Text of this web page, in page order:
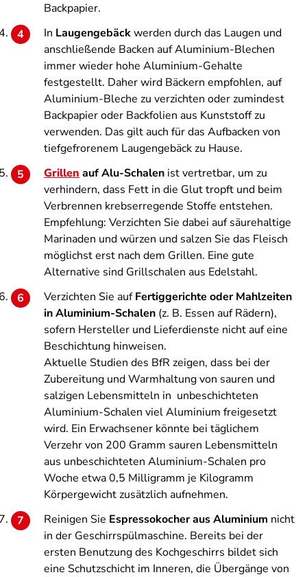
Backpapier.
In Laugengebäckwerden durch das Laugen und
anschließende Backen auf Aluminium-Blechen
immer wieder hohe Aluminium-Gehalte
festgestellt. Daher wird Bäckern empfohlen, auf
Aluminium-Bleche zu verzichten oder zumindest
Backpapier oder Backfolien aus Kunststoff zu
verwenden. Das gilt auch für das Aufbacken von
tiefgefrorenem Laugengebäck zu Hause.
Grillen auf Alu-Schalen ist vertretbar, um zu
verhindern, dass Fett in die Glut tropft und beim
Verbrennen krebserregende Stoffe entstehen.
Empfehlung: Verzichten Sie dabei auf säurehaltige
Marinaden und würzen und salzen Sie das Fleisch
möglichst erst nach dem Grillen. Eine gute
Alternative sind Grillschalen aus Edelstahl.
Verzichten Sie aufFertiggerichte oder Mahlzeiten
in Aluminium-Schalen (z. B. Essen auf Rädern),
sofern Hersteller und Lieferdienste nicht auf eine
Beschichtung hinweisen.
Aktuelle Studien des BfR zeigen, dass bei der
Zubereitung und Warmhaltung von sauren und
salzigen Lebensmitteln in unbeschichteten
Aluminium-Schalen viel Aluminium freigesetzt
wird. Ein Erwachsener könnte bei täglichem
Verzehr von 200 Gramm sauren Lebensmitteln
aus unbeschichteten Aluminium-Schalen pro
Woche etwa 0,5 Milligramm je Kilogramm
Körpergewicht zusätzlich aufnehmen.
Reinigen Sie Espressokocher aus Aluminium nicht
in der Geschirrspülmaschine. Bereits bei der
ersten Benutzung des Kochgeschirrs bildet sich
eine Schutzschicht im Inneren, die Übergänge von